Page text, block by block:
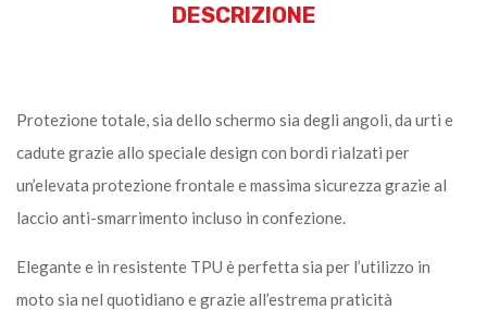
DESCRIZIONE
Protezione totale, sia dello schermo sia degli angoli, da urti e
cadute grazie allo speciale design con bordi rialzati per
un’elevata protezione frontale e massima sicurezza grazie al
laccio anti-smarrimento incluso in confezione.
Elegante e in resistente TPU è perfetta sia per l’utilizzo in
moto sia nel quotidiano e grazie all’estrema praticità